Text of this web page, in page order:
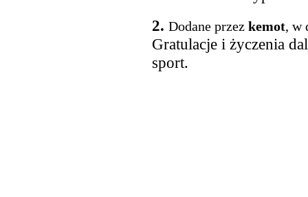
2. Dodane przez kemot, w
Gratulacje i życzenia
sport.